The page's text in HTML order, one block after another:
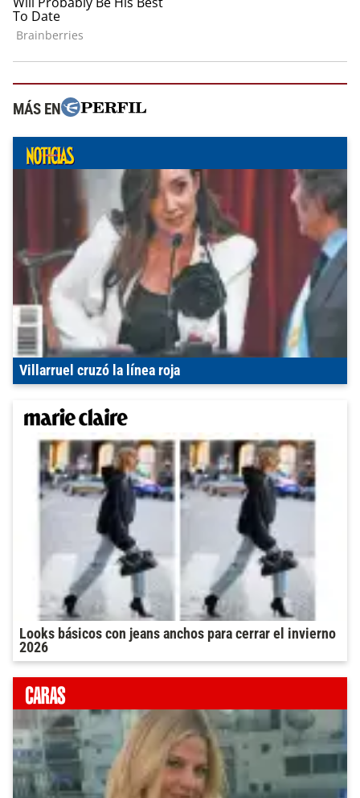
MÁS EN
Villarruel cruzó la línea roja
Looks básicos con jeans anchos para cerrar el invierno
2026